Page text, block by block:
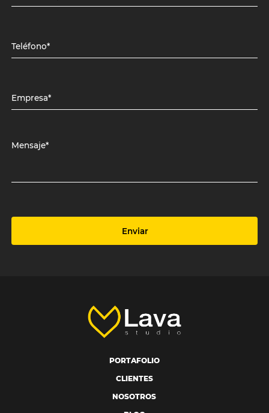
Teléfono*
Empresa*
Mensaje*
Enviar
PORTAFOLIO
CLIENTES
NOSOTROS